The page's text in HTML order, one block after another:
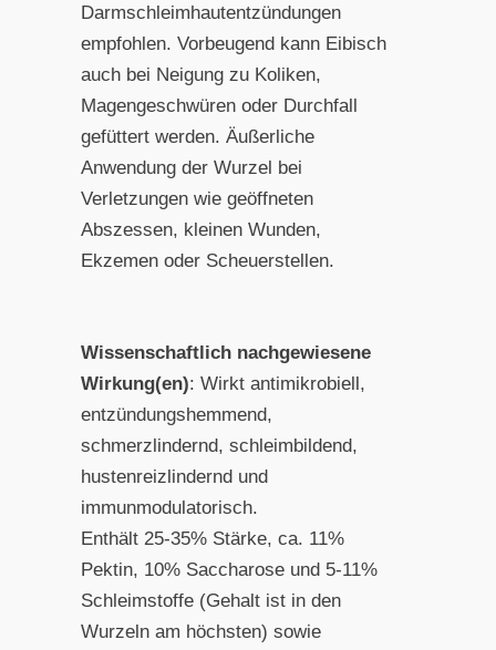
Darmschleimhautentzündungen
empfohlen. Vorbeugend kann Eibisch
auch bei Neigung zu Koliken,
Magengeschwüren oder Durchfall
gefüttert werden. Äußerliche
Anwendung der Wurzel bei
Verletzungen wie geöffneten
Abszessen, kleinen Wunden,
Ekzemen oder Scheuerstellen.
Wissenschaftlich nachgewiesene
Wirkung(en): Wirkt antimikrobiell,
entzündungshemmend,
schmerzlindernd, schleimbildend,
hustenreizlindernd und
immunmodulatorisch.
Enthält 25-35% Stärke, ca. 11%
Pektin, 10% Saccharose und 5-11%
Schleimstoffe (Gehalt ist in den
Wurzeln am höchsten) sowie